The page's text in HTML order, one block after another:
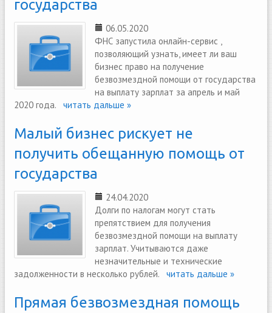
государства
06.05.2020
ФНС запустила онлайн-сервис ,
позволяющий узнать, имеет ли ваш
бизнес право на получение
безвозмездной помощи от государства
на выплату зарплат за апрель и май
2020 года. читать дальше »
Малый бизнес рискует не
получить обещанную помощь от
государства
24.04.2020
Долги по налогам могут стать
препятствием для получения
безвозмездной помощи на выплату
зарплат. Учитываются даже
незначительные и технические
задолженности в несколько рублей. читать дальше »
Прямая безвозмездная помощь